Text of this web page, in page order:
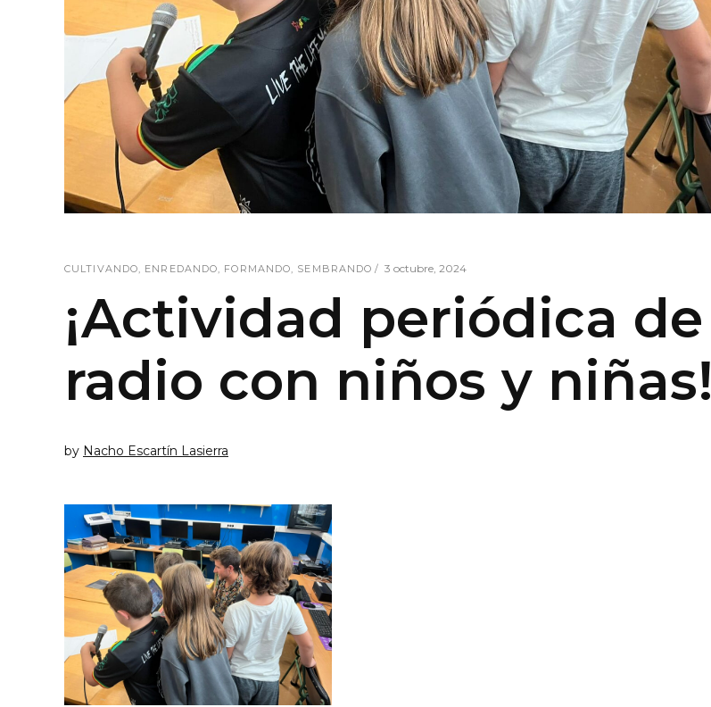
CULTIVANDO, ENREDANDO, FORMANDO, SEMBRANDO 3 octubre, 2024
¡Actividad periódica de
radio con niños y niñas!
by Nacho Escartín Lasierra